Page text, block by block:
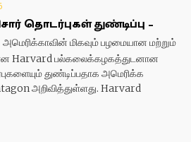
தொடர்புகள் துண்டிப்பு –
அமெரிக்காவின் மிகவும் பழமையான மற்றும்
Harvard பல்கலைக்கழகத்துடனான
துண்டிப்பதாக அமெரிக்க
அறிவித்துள்ளது. Harvard